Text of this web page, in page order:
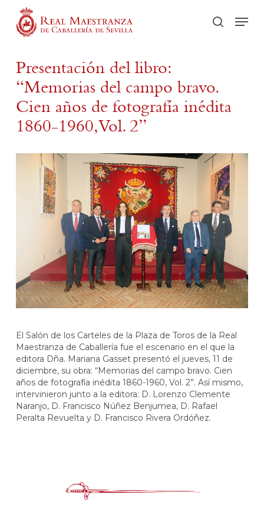
main
Presentación del libro:
“Memorias del campo bravo.
Cien años de fotografía inédita
1860-1960, Vol. 2”
El Salón de los Carteles de la Plaza de Toros de la Real
Maestranza de Caballería fue el escenario en el que la
editora Dña. Mariana Gasset presentó el jueves, 11 de
diciembre, su obra: “Memorias del campo bravo. Cien
años de fotografía inédita 1860-1960, Vol. 2”. Así mismo,
intervinieron junto a la editora: D. Lorenzo Clemente
Naranjo, D. Francisco Núñez Benjumea, D. Rafael
Peralta Revuelta y D. Francisco Rivera Ordóñez.